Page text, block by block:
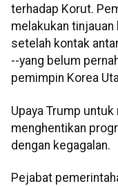
terhadap Korut.
melakukan
setelah kontak
--yang belum
pemimpin Korea
Upaya Trump
menghentikan
dengan kegagalan.
Pejabat